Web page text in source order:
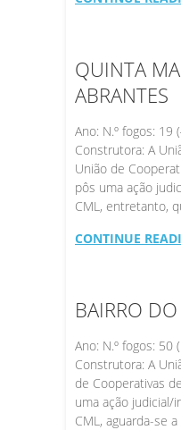
QUINTA
ABRANTES
Ano: N.º fogos: 19
Construtora: A
União de
pôs uma ação
CML, entretanto,
CONTINUE
BAIRRO
Ano: N.º fogos: 50
Construtora: A
de Cooperativas
uma ação judicial/
CML, aguarda-se